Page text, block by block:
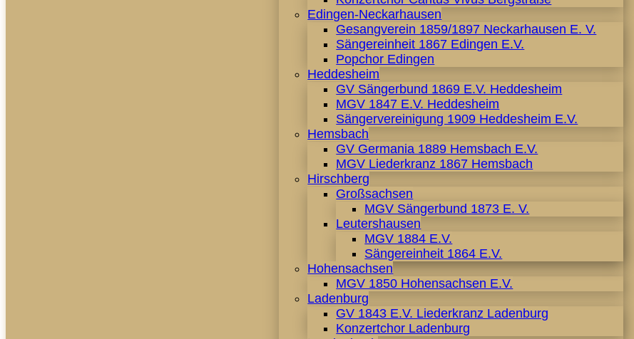
Edingen-Neckarhausen
Gesangverein 1859/1897 Neckarhausen E. V.
Sängereinheit 1867 Edingen E.V.
Popchor Edingen
Heddesheim
GV Sängerbund 1869 E.V. Heddesheim
MGV 1847 E.V. Heddesheim
Sängervereinigung 1909 Heddesheim E.V.
Hemsbach
GV Germania 1889 Hemsbach E.V.
MGV Liederkranz 1867 Hemsbach
Hirschberg
Großsachsen
MGV Sängerbund 1873 E. V.
Leutershausen
MGV 1884 E.V.
Sängereinheit 1864 E.V.
Hohensachsen
MGV 1850 Hohensachsen E.V.
Ladenburg
GV 1843 E.V. Liederkranz Ladenburg
Konzertchor Ladenburg